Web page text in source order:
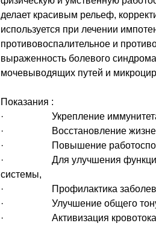
делает красивым рельеф,
используется при лечении
противовоспалительное и
выраженность болевого
мочевыводящих путей и
Показания :
· Укрепление
· Восстановление
· Повышение
· Для улучшения
системы,
· Профилактика
· Улучшение общего
· Активизация кровотока (в